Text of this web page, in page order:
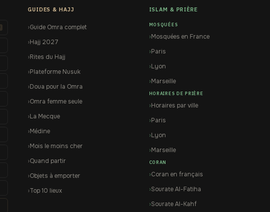
GUIDES & HAJJ
Guide Omra complet
Hajj 2027
Rites du Hajj
Plateforme Nusuk
Doua pour la Omra
Omra femme seule
La Mecque
Médine
Mois le moins cher
Quand partir
Objets à emporter
Top 10 lieux
ISLAM & PRIÈRE
MOSQUÉES
Mosquées en France
Paris
Lyon
Marseille
HORAIRES DE PRIÈRE
Horaires par ville
Paris
Lyon
Marseille
CORAN
Coran en français
Sourate Al-Fatiha
Sourate Al-Kahf